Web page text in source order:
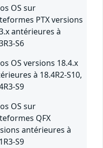
OS sur
PTX versions
antérieures à
S6
OS versions 18.4.x
à 18.4R2-S10,
S9
OS sur
QFX
antérieures à
S9